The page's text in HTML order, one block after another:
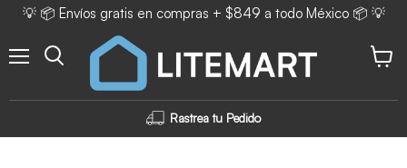
💡 📦 Envíos gratis en compras + $849 a todo México 📦 💡
Rastrea tu Pedido